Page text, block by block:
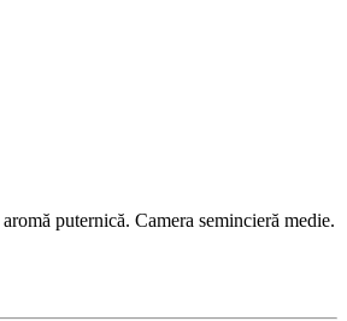
puternică. Camera semincieră medie.